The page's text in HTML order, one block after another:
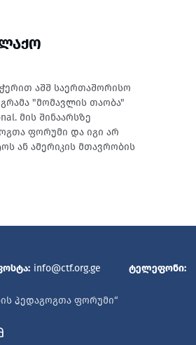
აშშ საერთაშორისო
"მომავლის თაობა"
მის შინაარსზე
ფორუმი და იგი არ
ან ამერიკის მთავრობის
info@ctf.org.ge ტელეფონი:
პედაგოგთა ფორუმი“